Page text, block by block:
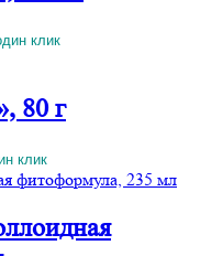
клик
80 г
клик